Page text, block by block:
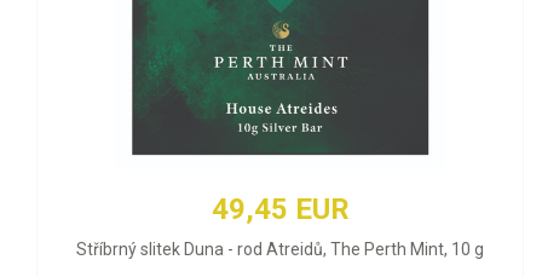
49,45 EUR
Stříbrný slitek Duna - rod Atreidů, The Perth Mint, 10 g